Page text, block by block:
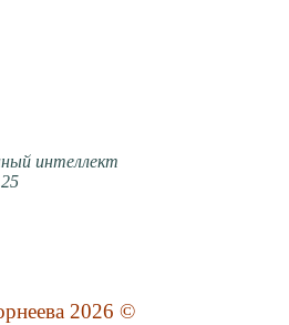
интеллект
2026 ©